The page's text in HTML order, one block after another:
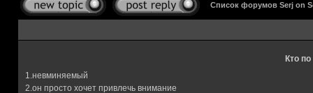
Список форумов Serj on
Кто
1.невминяемый
2.он просто хочет привлечь внимание